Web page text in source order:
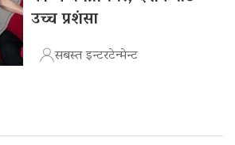
उच्च प्रशंसा
सबस्त इन्टरटेन्मेन्ट